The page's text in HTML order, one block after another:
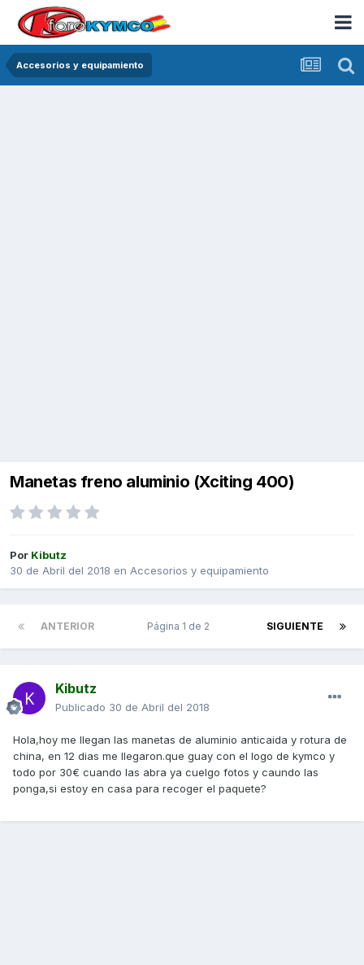
Accesorios y equipamiento
Manetas freno aluminio (Xciting 400)
Por Kibutz
30 de Abril del 2018 en Accesorios y equipamiento
ANTERIOR SIGUIENTE
Página 1 de 2
Kibutz
Publicado 30 de Abril del 2018
Hola,hoy me llegan las manetas de aluminio anticaida y rotura de
china, en 12 dias me llegaron.que guay con el logo de kymco y
todo por 30€ cuando las abra ya cuelgo fotos y caundo las
ponga,si estoy en casa para recoger el paquete?